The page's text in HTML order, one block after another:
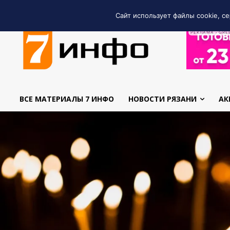
РЕКЛАМА •
ВСЕ МАТЕРИАЛЫ 7 ИНФО НОВОСТИ РЯЗАНИ
Сайт использует файлы cookie,